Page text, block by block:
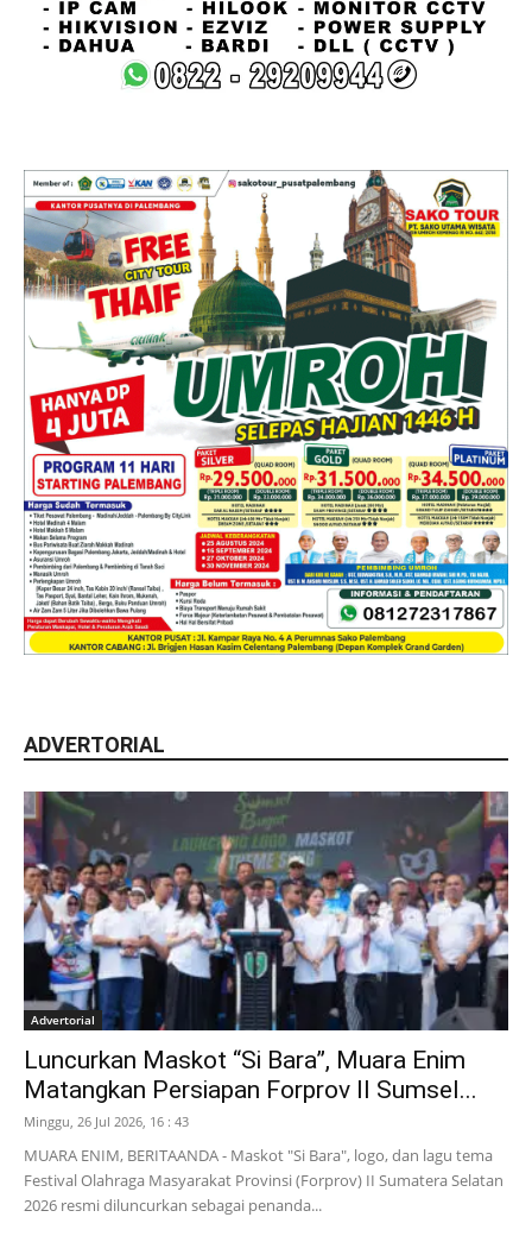
ADVERTORIAL
Advertorial
Luncurkan Maskot “Si Bara”, Muara Enim
Matangkan Persiapan Forprov II Sumsel...
Minggu, 26 Jul 2026, 16 : 43
MUARA ENIM, BERITAANDA - Maskot "Si Bara", logo, dan lagu tema
Festival Olahraga Masyarakat Provinsi (Forprov) II Sumatera Selatan
2026 resmi diluncurkan sebagai penanda...